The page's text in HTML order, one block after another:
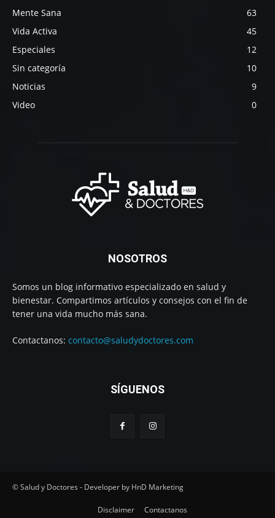
Mente Sana
63
Vida Activa
45
Especiales
12
Sin categoría
10
Noticias
9
Video
0
NOSOTROS
Somos un blog informativo especializado en salud y
bienestar. Compartimos artículos y consejos con el fin de
tener una vida mucho más sana.
Contactanos: contacto@saludydoctores.com
SÍGUENOS
© Salud y Doctores - Developer by HnD Marketing
Disclaimer Contactanos